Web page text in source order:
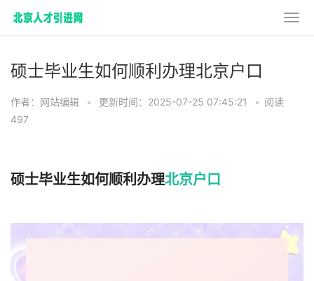
硕士毕业生如何顺利办理北京户口
作者：网站编辑 • 更新时间：2025-07-25 07:45:21 • 阅读
497
硕士毕业生如何顺利办理北京户口